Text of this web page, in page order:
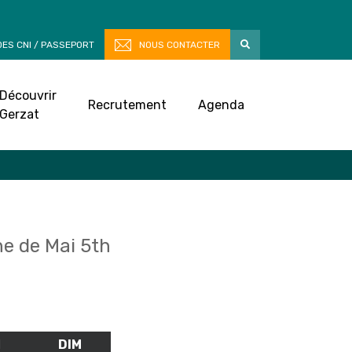
CNI / PASSEPORT NOUS CONTACTER
Découvrir
Gerzat
Recrutement Agenda
de Mai 5th
DIM